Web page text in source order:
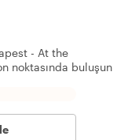
- At the
noktasında buluşun